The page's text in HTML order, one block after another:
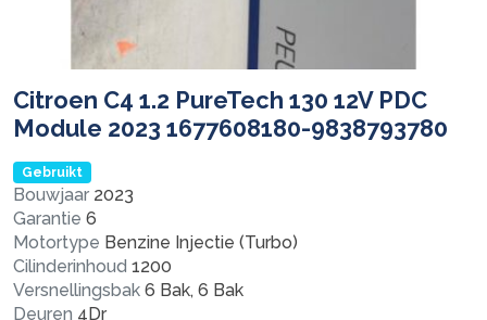
Citroen C4 1.2 PureTech 130 12V PDC
Module 2023 1677608180-9838793780
Gebruikt
Bouwjaar 2023
Garantie 6
Motortype Benzine Injectie (Turbo)
Cilinderinhoud 1200
Versnellingsbak 6 Bak, 6 Bak
Deuren 4Dr